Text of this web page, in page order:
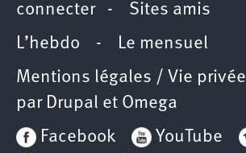
connecter- Sites amis
L’hebdo - Le mensuel
Mentions légales / Vie privée
par Drupal et Omega
Facebook
YouTube